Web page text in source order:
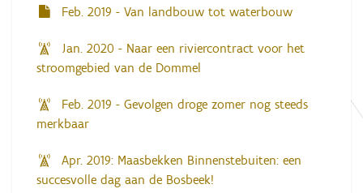
Feb. 2019 - Van landbouw tot waterbouw
Jan. 2020 - Naar een riviercontract voor het
stroomgebied van de Dommel
Feb. 2019 - Gevolgen droge zomer nog steeds
merkbaar
Apr. 2019: Maasbekken Binnenstebuiten: een
succesvolle dag aan de Bosbeek!